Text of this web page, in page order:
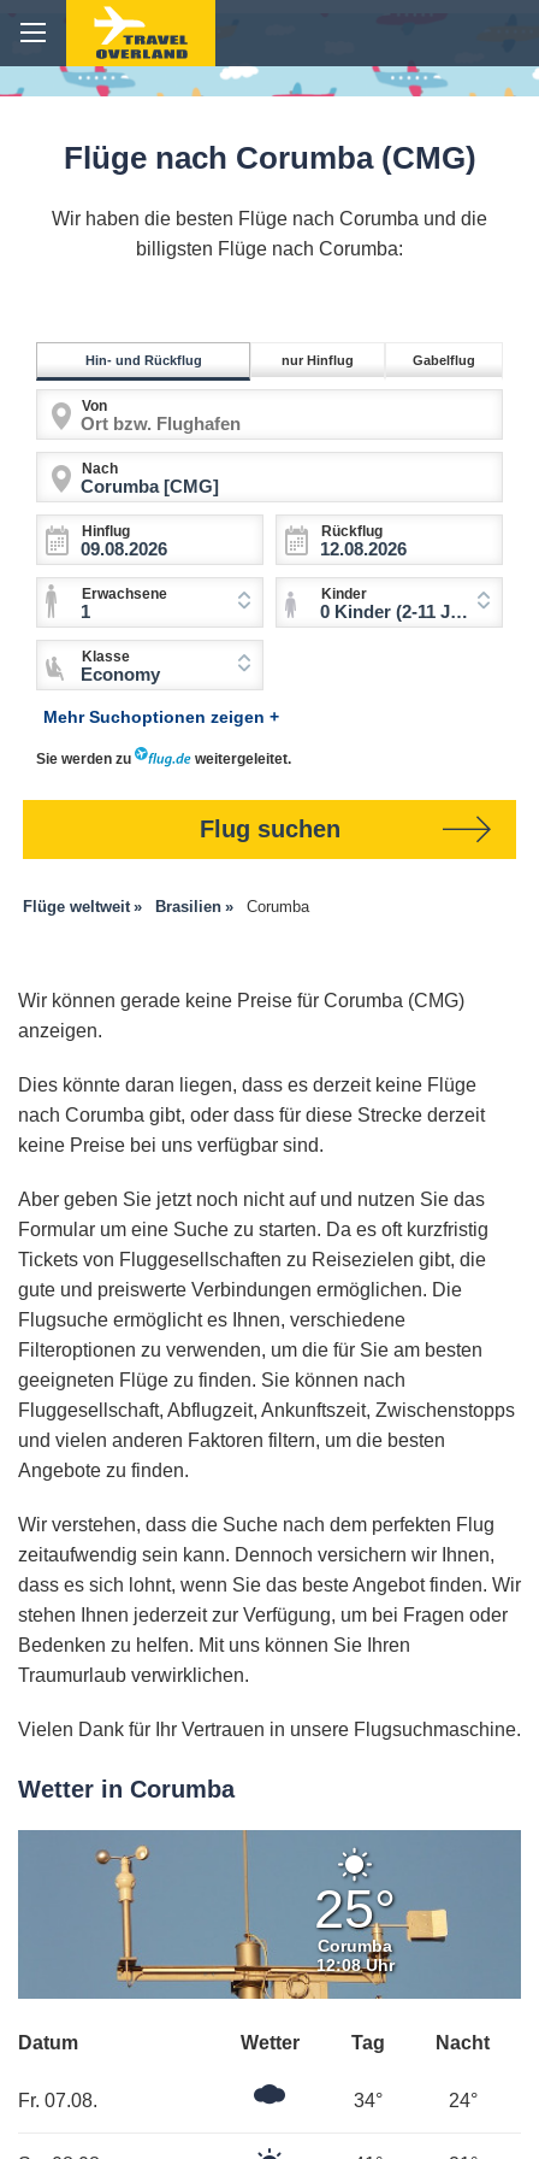
Flüge nach Corumba (CMG)
Wir haben die besten Flüge nach Corumba und die
billigsten Flüge nach Corumba:
Hin- und Rückflug nur Hinflug Gabelflug
Von
Nach
Hinflug Rückflug
Erwachsene
1
Kinder
0 Kinder (2-11 Jahre)
Klasse
Economy
Mehr Suchoptionen zeigen +
Sie werden zu weitergeleitet.
Flug suchen
Flüge weltweit Brasilien Corumba
Wir können gerade keine Preise für Corumba (CMG)
anzeigen.
Dies könnte daran liegen, dass es derzeit keine Flüge
nach Corumba gibt, oder dass für diese Strecke derzeit
keine Preise bei uns verfügbar sind.
Aber geben Sie jetzt noch nicht auf und nutzen Sie das
Formular um eine Suche zu starten. Da es oft kurzfristig
Tickets von Fluggesellschaften zu Reisezielen gibt, die
gute und preiswerte Verbindungen ermöglichen. Die
Flugsuche ermöglicht es Ihnen, verschiedene
Filteroptionen zu verwenden, um die für Sie am besten
geeigneten Flüge zu finden. Sie können nach
Fluggesellschaft, Abflugzeit, Ankunftszeit, Zwischenstopps
und vielen anderen Faktoren filtern, um die besten
Angebote zu finden.
Wir verstehen, dass die Suche nach dem perfekten Flug
zeitaufwendig sein kann. Dennoch versichern wir Ihnen,
dass es sich lohnt, wenn Sie das beste Angebot finden. Wir
stehen Ihnen jederzeit zur Verfügung, um bei Fragen oder
Bedenken zu helfen. Mit uns können Sie Ihren
Traumurlaub verwirklichen.
Vielen Dank für Ihr Vertrauen in unsere Flugsuchmaschine.
Wetter in Corumba
Klarer
Himmel
25°
Corumba
12:08 Uhr
Datum Wetter Tag Nacht
Fr. 07.08. 34° 24°